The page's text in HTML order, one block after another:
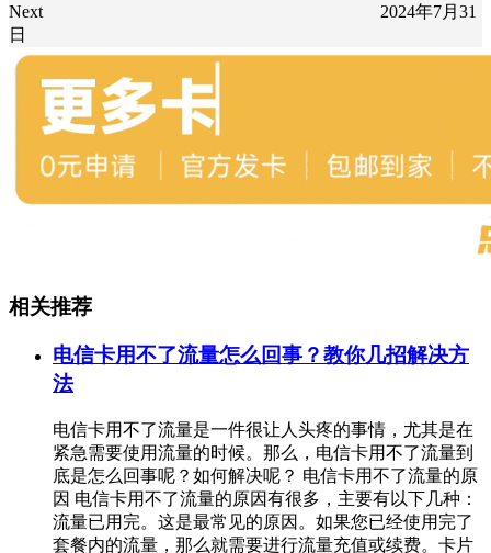
Next
2024年7月31
日
相关推荐
电信卡用不了流量怎么回事？教你几招解决方
法
电信卡用不了流量是一件很让人头疼的事情，尤其是在
紧急需要使用流量的时候。那么，电信卡用不了流量到
底是怎么回事呢？如何解决呢？ 电信卡用不了流量的原
因 电信卡用不了流量的原因有很多，主要有以下几种：
流量已用完。这是最常见的原因。如果您已经使用完了
套餐内的流量，那么就需要进行流量充值或续费。卡片